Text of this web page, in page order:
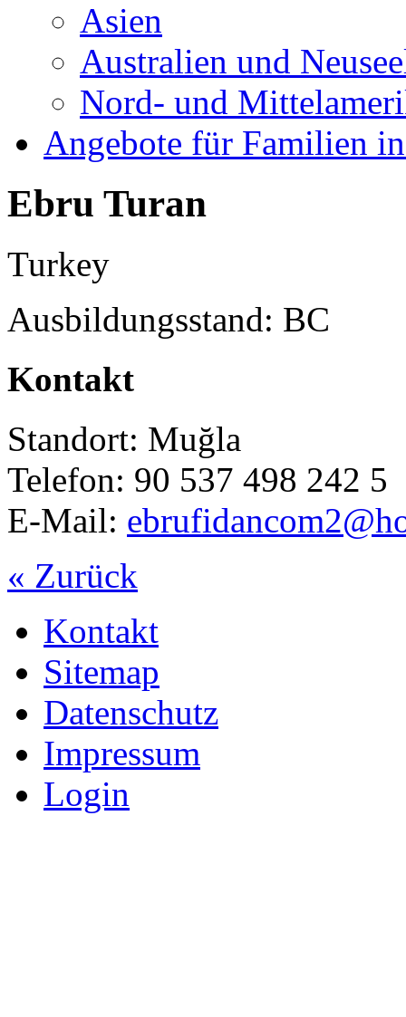
Asien
Australien und
Nord- und
Angebote für Familien
Ebru Turan
Turkey
Ausbildungsstand: BC
Kontakt
Standort: Muğla
Telefon: 90 537 498 242 5
E-Mail:
« Zurück
Kontakt
Sitemap
Datenschutz
Impressum
Login